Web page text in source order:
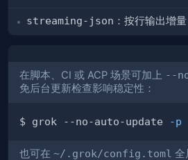
streaming-json ：按行输出增
在脚本、CI 或 ACP 场景可加上 --
免后台更新检查影响稳定性：
$ grok --no-auto-update -p
也可在 ~/.grok/config.toml 全